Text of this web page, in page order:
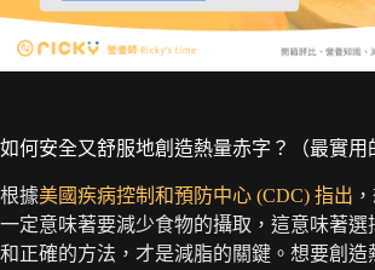
如何安全又舒服地創造熱量赤字？（最實用
根據美國疾病控制和預防中心 (CDC) 指出
一定意味著要減少食物的攝取，這意味著選
和正確的方法，才是減脂的關鍵。想要創造